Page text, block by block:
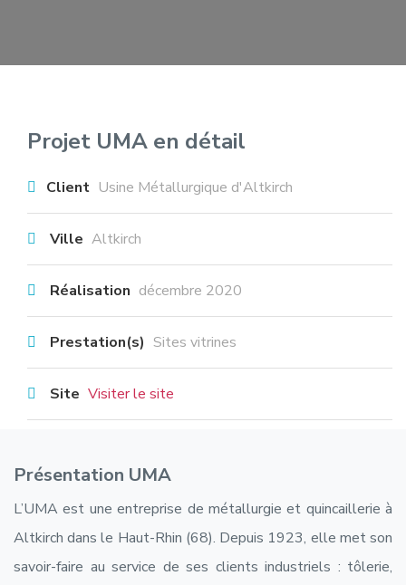
Projet UMA en détail
Client Usine Métallurgique d'Altkirch
Ville Altkirch
Réalisation décembre 2020
Prestation(s) Sites vitrines
Site Visiter le site
Présentation UMA
L’UMA est une entreprise de métallurgie et quincaillerie à
Altkirch dans le Haut-Rhin (68). Depuis 1923, elle met son
savoir-faire au service de ses clients industriels : tôlerie,